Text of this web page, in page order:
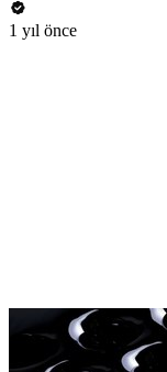
1 yıl önce